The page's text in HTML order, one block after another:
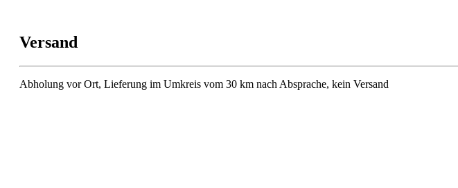
Versand
Abholung vor Ort, Lieferung im Umkreis vom 30 km nach Absprache, kein Versand